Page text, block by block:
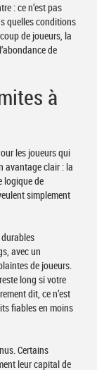
: ce n’est pas
quelles conditions
de joueurs, la
de
à
les joueurs qui
avantage clair : la
logique de
simplement
avec un
de joueurs.
long si votre
dit, ce n’est
fiables en moins
Certains
leur capital de